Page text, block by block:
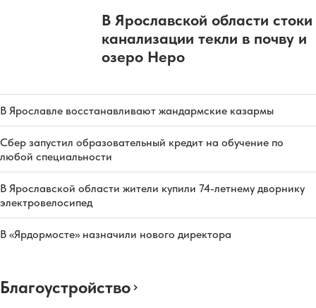
В Ярославской области стоки
канализации текли в почву и
озеро Неро
В Ярославле восстанавливают жандармские казармы
Сбер запустил образовательный кредит на обучение по
любой специальности
В Ярославской области жители купили 74-летнему дворнику
электровелосипед
В «Ярдормосте» назначили нового директора
Благоустройство